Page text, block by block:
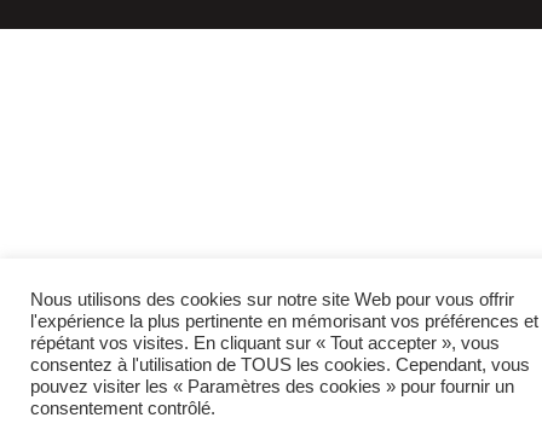
Nous utilisons des cookies sur notre site Web pour vous offrir
l'expérience la plus pertinente en mémorisant vos préférences et
répétant vos visites. En cliquant sur « Tout accepter », vous
consentez à l'utilisation de TOUS les cookies. Cependant, vous
pouvez visiter les « Paramètres des cookies » pour fournir un
consentement contrôlé.